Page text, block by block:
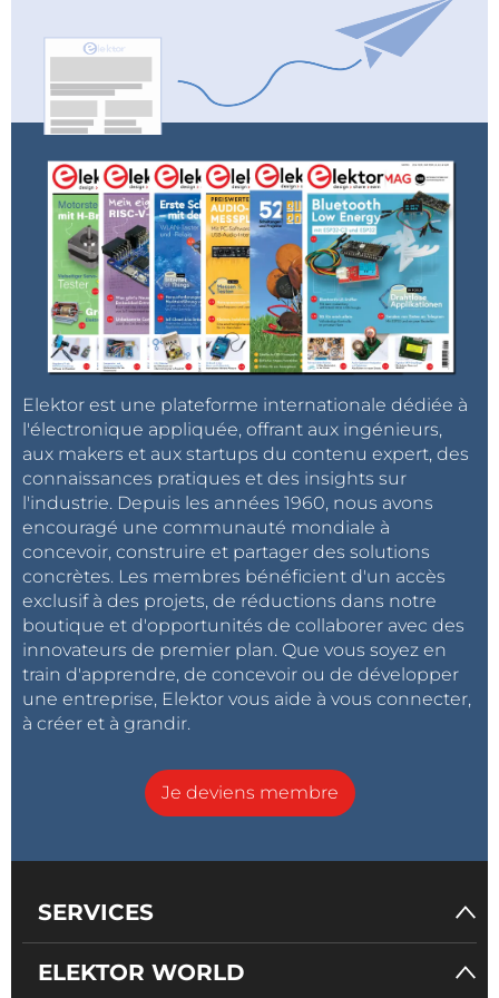
Elektor est une plateforme internationale dédiée à
l'électronique appliquée, offrant aux ingénieurs,
aux makers et aux startups du contenu expert, des
connaissances pratiques et des insights sur
l'industrie. Depuis les années 1960, nous avons
encouragé une communauté mondiale à
concevoir, construire et partager des solutions
concrètes. Les membres bénéficient d'un accès
exclusif à des projets, de réductions dans notre
boutique et d'opportunités de collaborer avec des
innovateurs de premier plan. Que vous soyez en
train d'apprendre, de concevoir ou de développer
une entreprise, Elektor vous aide à vous connecter,
à créer et à grandir.
Je deviens membre
SERVICES
ELEKTOR WORLD